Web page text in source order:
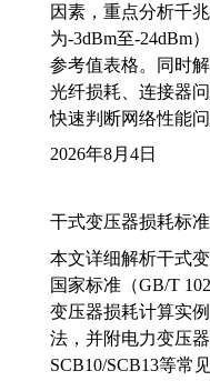
因素，重点分析千
为-3dBm至-24dBm
参考值表格。同时
光纤损耗、连接器
快速判断网络性能问
2026年8月4日
干式变压器损耗标
本文详细解析干式
国家标准（GB/T
变压器损耗计算实
法，并附电力变压
SCB10/SCB13等常